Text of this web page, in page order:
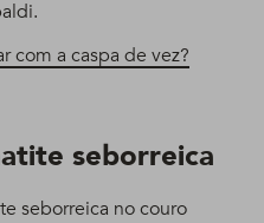
com a caspa de vez?
seborreica
seborreica no couro